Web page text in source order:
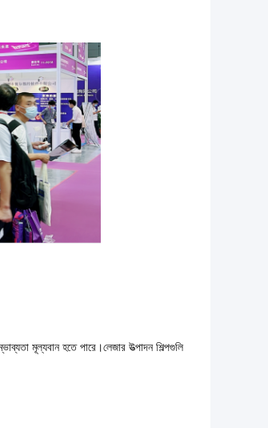
মূল্যবান হতে পারে।লেজার উত্পাদন শিল্পগুলি